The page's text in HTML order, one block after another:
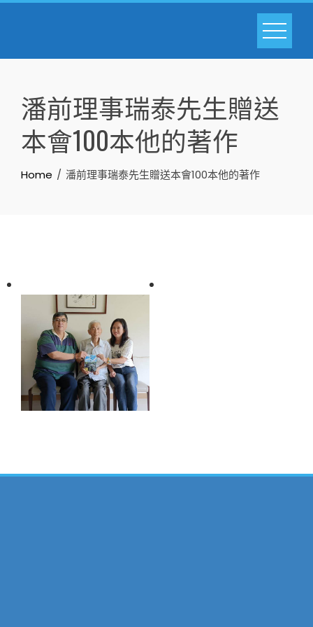
Skip
潘前理事瑞泰先生贈送
本會100本他的著作
Home 潘前理事瑞泰先生贈送本會100本他的著作